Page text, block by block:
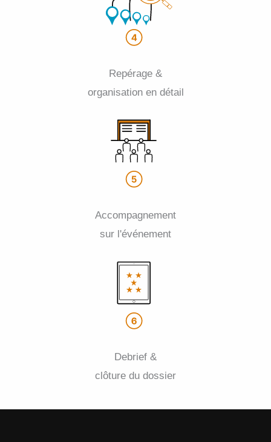
Repérage &
organisation en détail
Accompagnement
sur l'événement
Debrief &
clôture du dossier